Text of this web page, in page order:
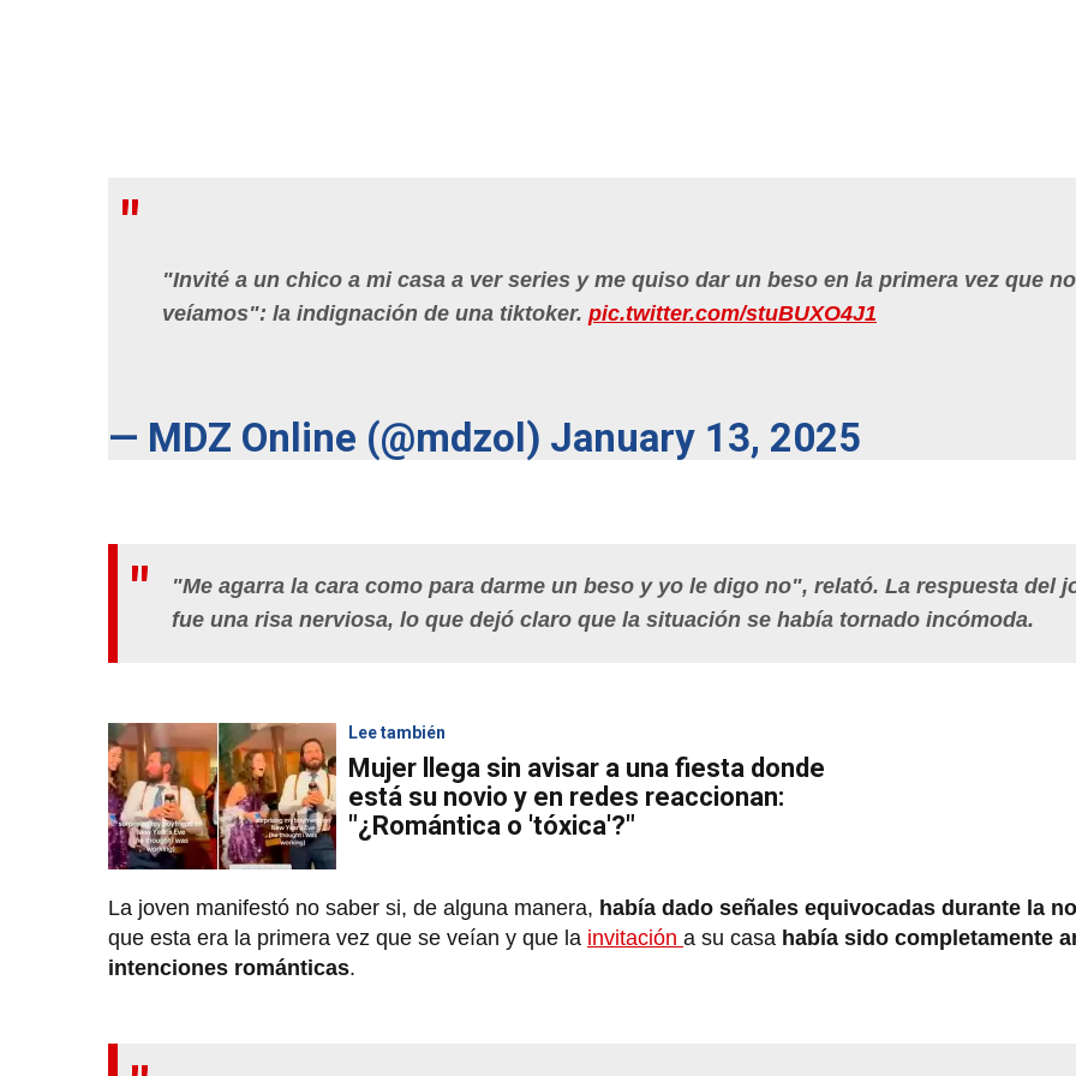
"Invité a un chico a mi casa a ver series y me quiso dar un beso en la primera vez que
veíamos": la indignación de una tiktoker. pic.twitter.com/stuBUXO4J1
— MDZ Online (@mdzol) January 13, 2025
"Me agarra la cara como para darme un beso y yo le digo no", relató. La respuesta del
fue una risa nerviosa, lo que dejó claro que la situación se había tornado incómoda.
Lee también
Mujer llega sin avisar a una fiesta donde
está su novio y en redes reaccionan:
"¿Romántica o 'tóxica'?"
La joven manifestó no saber si, de alguna manera, había dado señales equivocadas durante la
que esta era la primera vez que se veían y que la invitación a su casa había sido completamente
intenciones románticas.